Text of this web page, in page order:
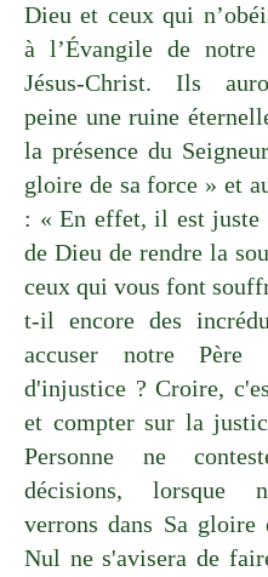
Dieu et ceux qui
à l’Évangile de notre
Jésus-Christ. Ils
peine une ruine
la présence du
gloire de sa force » et
: « En effet, il est juste
de Dieu de rendre la
ceux qui vous font
t-il encore des
accuser notre Père
d'injustice ? Croire,
et compter sur la
Personne ne
décisions, lorsque
verrons dans Sa gloire
Nul ne s'avisera de